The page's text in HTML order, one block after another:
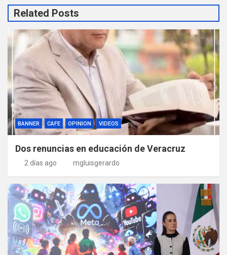
Related Posts
BANNER CAFE OPINION VIDEOS
Dos renuncias en educación de Veracruz
2 días ago mgluisgerardo